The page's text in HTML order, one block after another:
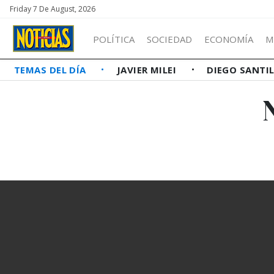
Friday 7 De August, 2026
POLÍTICA SOCIEDAD ECONOMÍA
TEMAS DEL DÍA JAVIER MILEI DIEGO